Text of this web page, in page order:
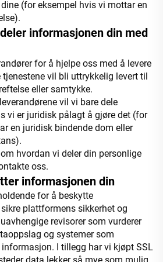
(for eksempel hvis vi mottar en
informasjonen din med
for å hjelpe oss med å levere
vil bli uttrykkelig levert til
eller samtykke.
vil vi bare dele
vi er juridisk pålagt å gjøre det (for
en juridisk bindende dom eller
hvordan vi deler din personlige
oss.
informasjonen din
for å beskytte
plattformens sikkerhet og
revisorer som vurderer
og systemer som
I tillegg har vi kjøpt SSL